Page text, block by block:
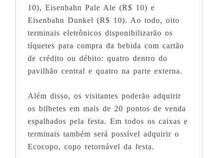
10), Eisenbahn Pale Ale (R$ 10) e
Eisenbahn Dunkel (R$ 10). Ao todo, oito
terminais eletrônicos disponibilizarão os
tíquetes para compra da bebida com cartão
de crédito ou débito: quatro dentro do
pavilhão central e quatro na parte externa.
Além disso, os visitantes poderão adquirir
os bilhetes em mais de 20 pontos de venda
espalhados pela festa. Em todos os caixas e
terminais também será possível adquirir o
Ecocopo, copo retornável da festa.